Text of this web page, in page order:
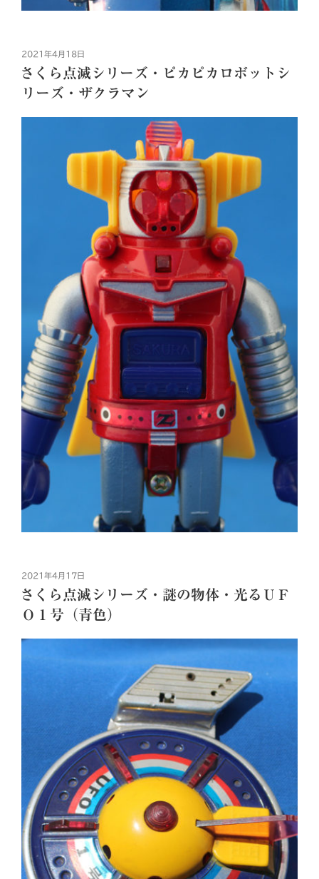
投
稿
日:
2021年4月18日
さくら点滅シリーズ・ピカピカロボットシ
リーズ・ザクラマン
投
稿
日:
2021年4月17日
さくら点滅シリーズ・謎の物体・光るＵＦ
Ｏ１号（青色）